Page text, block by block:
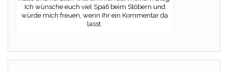
Ich wünsche euch viel Spaß beim Stöbern und
würde mich freuen, wenn Ihr ein Kommentar da
lasst.